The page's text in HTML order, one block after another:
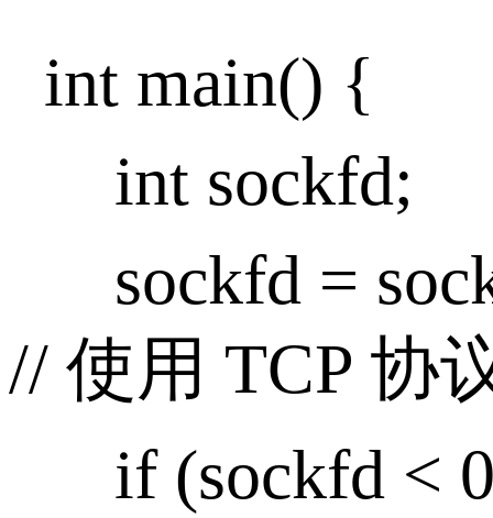
int main() {
int sockfd;
sockfd =
// 使用 TCP 协
if (sockfd <